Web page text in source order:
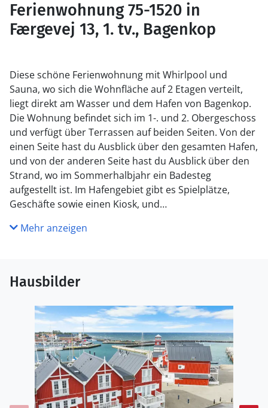
Ferienwohnung 75-1520 in
Færgevej 13, 1. tv., Bagenkop
Diese schöne Ferienwohnung mit Whirlpool und
Sauna, wo sich die Wohnfläche auf 2 Etagen verteilt,
liegt direkt am Wasser und dem Hafen von Bagenkop.
Die Wohnung befindet sich im 1-. und 2. Obergeschoss
und verfügt über Terrassen auf beiden Seiten. Von der
einen Seite hast du Ausblick über den gesamten Hafen,
und von der anderen Seite hast du Ausblick über den
Strand, wo im Sommerhalbjahr ein Badesteg
aufgestellt ist. Im Hafengebiet gibt es Spielplätze,
Geschäfte sowie einen Kiosk, und
aus erreichbar. Vor der Wohnung gibt es Parkplätze,
Küche
Die Küche ist mit Kühlschrank ausgestattet. Außerdem
gibt es 4 Keramik-Kochfelder, Umluftofen sowie
Geschirrspüler.
WC und Bad
Es gibt 2 Badezimmer mit Duschnische und 2 Toiletten.
Fußbodenheizung in 2 Badezimmern. Es steht eine
Sauna zur Verfügung in der Sie sich so richtig
entspannen können.
Mehr anzeigen
Hausbilder